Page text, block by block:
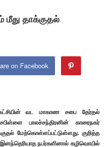
மீது தாக்குதல்
on Facebook
வட மாகாண சபை தேர்தல்
பாலச்சந்திரனின் காரைநகர்
மேற்கொள்ளப்பட்டுள்ளது. குறித்த
நபர்களினால் கழிவொயில்